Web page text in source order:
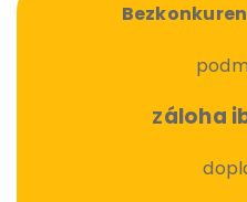
Záloha